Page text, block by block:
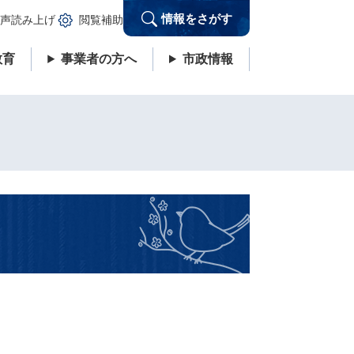
読み上げ 閲覧補助 情報をさがす
育 事業者の方へ 市政情報